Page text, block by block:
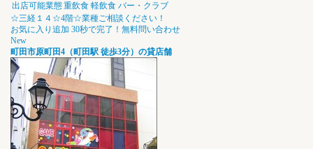
出店可能業態重飲食 軽飲食 バー・クラブ
☆三経１４☆4階☆業種ご相談ください！
お気に入り追加 30秒で完了！無料問い合わせ
New
町田市原町田4（町田駅 徒歩3分）の貸店舗